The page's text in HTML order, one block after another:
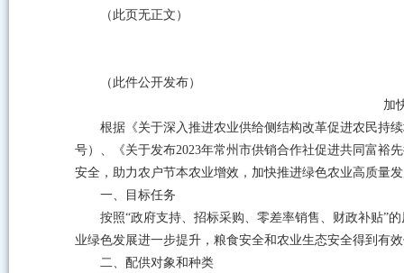
（此页无正文）
（此件公开发布）
加
根据《关于深入推进农业供给侧结构改革促进农民持
号）、《关于发布2023年常州市供销合作社促进共同富裕
安全，助力农户节本农业增效，加快推进绿色农业高质量
一、目标任务
按照“政府支持、招标采购、零差率销售、财政补贴”
业绿色发展进一步提升，粮食安全和农业生态安全得到有
二、配供对象和种类